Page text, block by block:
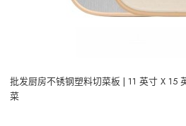
批发厨房不锈钢塑料切菜板 | 11 英寸 X 15
菜